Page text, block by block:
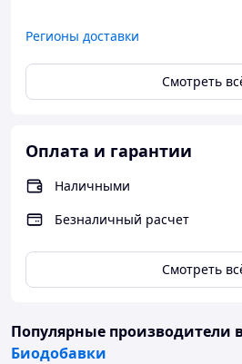
Важно: После приема
выключить яркий свет и
блокирует действие
Курс: Можно использовать
Характеристики
период использования).
доставка) в форме спрея.
Производство: Турция
Преимущества: Начинает
Регионы доставки
Смотреть
Оплата и гарантии
Наличными
Безналичный расчет
Смотреть
Популярные производители
Биодобавки